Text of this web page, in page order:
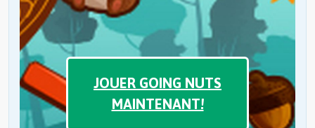
JOUER GOING NUTS
MAINTENANT!